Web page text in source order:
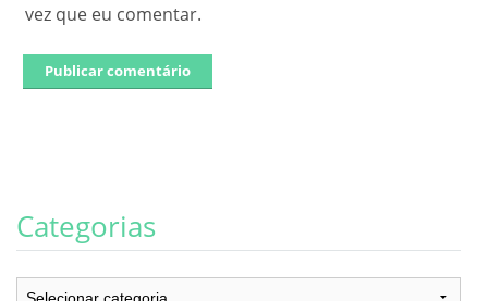
vez que eu comentar.
Categorias
Categorias